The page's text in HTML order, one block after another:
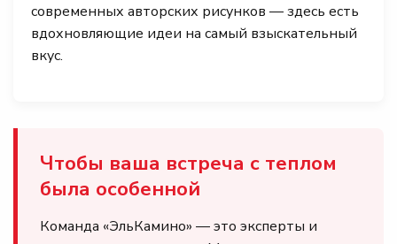
современных авторских рисунков — здесь есть
вдохновляющие идеи на самый взыскательный
вкус.
Чтобы ваша встреча с теплом
была особенной
Команда «ЭльКамино» — это эксперты и